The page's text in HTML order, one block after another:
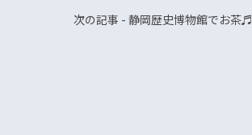
次の記事 - 静岡歴史博物館でお茶♬